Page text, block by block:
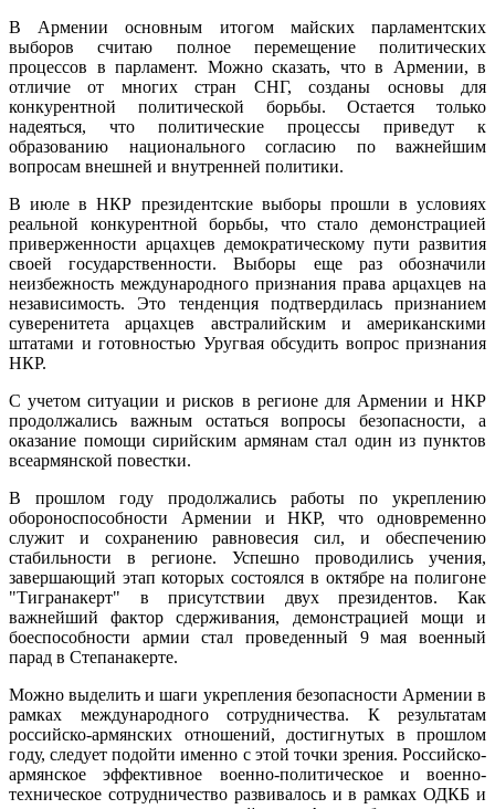
В Армении основным итогом майских парламентских
выборов считаю полное перемещение политических
процессов в парламент. Можно сказать, что в Армении, в
отличие от многих стран СНГ, созданы основы для
конкурентной политической борьбы. Остается только
надеяться, что политические процессы приведут к
образованию национального согласию по важнейшим
вопросам внешней и внутренней политики.
В июле в НКР президентские выборы прошли в условиях
реальной конкурентной борьбы, что стало демонстрацией
приверженности арцахцев демократическому пути развития
своей государственности. Выборы еще раз обозначили
неизбежность международного признания права арцахцев на
независимость. Это тенденция подтвердилась признанием
суверенитета арцахцев австралийским и американскими
штатами и готовностью Уругвая обсудить вопрос признания
НКР.
С учетом ситуации и рисков в регионе для Армении и НКР
продолжались важным остаться вопросы безопасности, а
оказание помощи сирийским армянам стал один из пунктов
всеармянской повестки.
В прошлом году продолжались работы по укреплению
обороноспособности Армении и НКР, что одновременно
служит и сохранению равновесия сил, и обеспечению
стабильности в регионе. Успешно проводились учения,
завершающий этап которых состоялся в октябре на полигоне
"Тигранакерт" в присутствии двух президентов. Как
важнейший фактор сдерживания, демонстрацией мощи и
боеспособности армии стал проведенный 9 мая военный
парад в Степанакерте.
Можно выделить и шаги укрепления безопасности Армении в
рамках международного сотрудничества. К результатам
российско-армянских отношений, достигнутых в прошлом
году, следует подойти именно с этой точки зрения. Российско-
армянское эффективное военно-политическое и военно-
техническое сотрудничество развивалось и в рамках ОДКБ и